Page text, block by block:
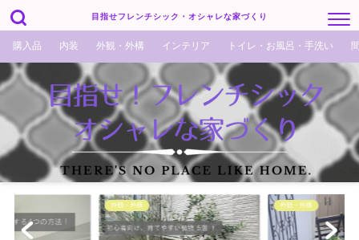
目指せフレンチシック・オシャレな家づくり
購入品 内装 外観・外構 インテリア トイレ・お風呂・手洗い
外観・外構 外観・外構